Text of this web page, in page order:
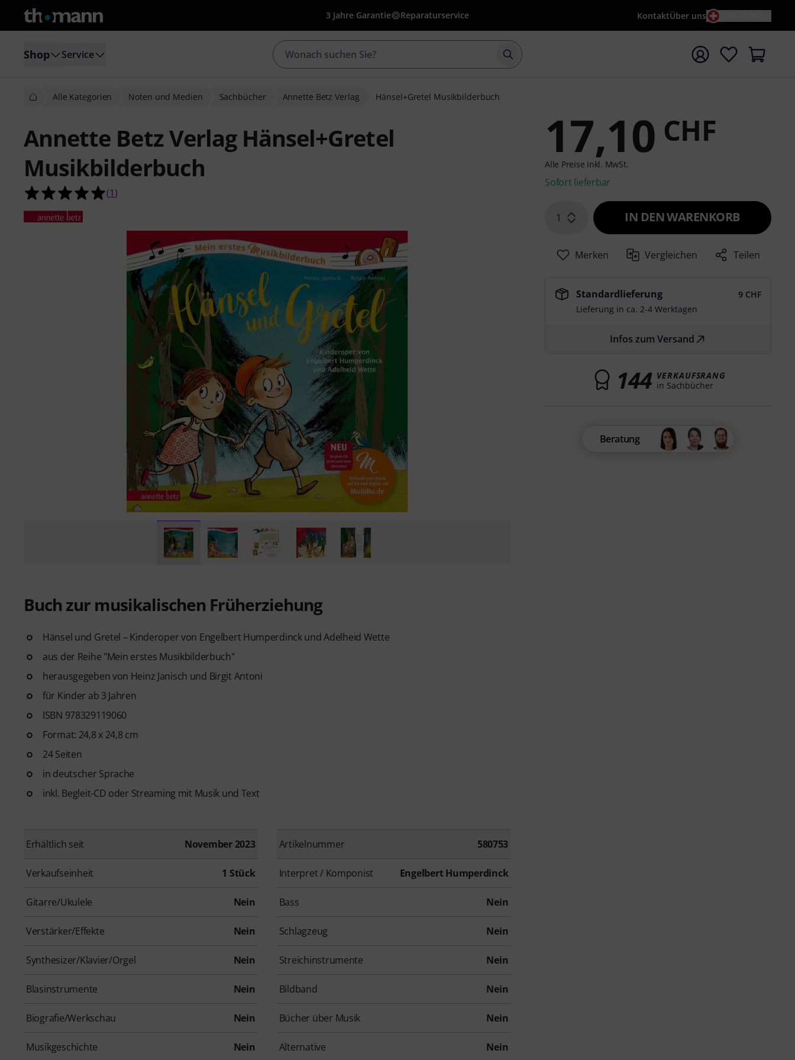
3 Jahre Garantie Reparaturservice KontaktÜber uns
Shop Service Suche mit Suchwort {searchTerm} starten
Alle Kategorien Noten und Medien Sachbücher Annette Betz Verlag Hänsel+Gretel Musikbilderbuch
Annette Betz Verlag Hänsel+Gretel
Musikbilderbuch
5.0 von 5 Sternen aus 1 Kundenbewertungen
(1)
Buch zur musikalischen Früherziehung
Hänsel und Gretel – Kinderoper von Engelbert Humperdinck und Adelheid Wette
aus der Reihe "Mein erstes Musikbilderbuch"
herausgegeben von Heinz Janisch und Birgit Antoni
für Kinder ab 3 Jahren
ISBN 978329119060
Format: 24,8 x 24,8 cm
24 Seiten
in deutscher Sprache
inkl. Begleit-CD oder Streaming mit Musik und Text
Erhältlich seit November 2023 Artikelnummer 580753
Verkaufseinheit 1 Stück Interpret / Komponist Engelbert Humperdinck
Gitarre/Ukulele Nein Bass Nein
Verstärker/Effekte Nein Schlagzeug Nein
Synthesizer/Klavier/Orgel Nein Streichinstrumente Nein
Blasinstrumente Nein Bildband Nein
Biografie/Werkschau Nein Bücher über Musik Nein
Musikgeschichte Nein Alternative Nein
17,10 CHF
Alle Preise inkl. MwSt.
Sofort lieferbar
1 IN DEN WARENKORB
Merken Vergleichen Teilen
Standardlieferung
9 CHF
Lieferung in ca. 2-4 Werktagen
Infos zum Versand
144 VERKAUFSRANG
in Sachbücher
Beratung